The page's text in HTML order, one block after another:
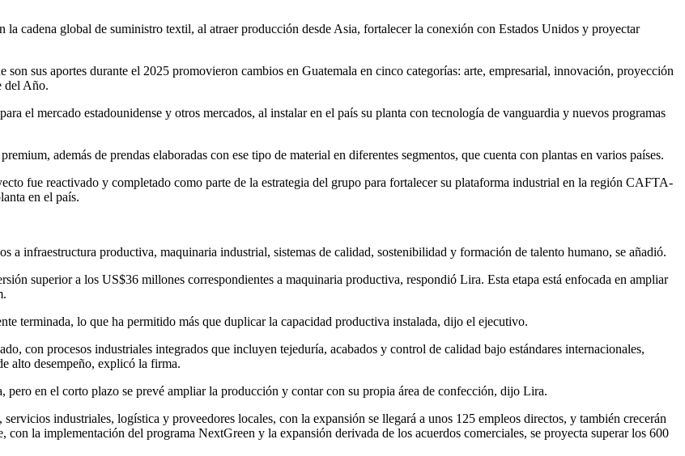
cadena global de suministro textil, al atraer producción desde Asia, fortalecer la conexión con Estados Unidos y proyectar
son sus aportes durante el 2025 promovieron cambios en Guatemala en cinco categorías: arte, empresarial, innovación, proyección
del Año.
el mercado estadounidense y otros mercados, al instalar en el país su planta con tecnología de vanguardia y nuevos programas
además de prendas elaboradas con ese tipo de material en diferentes segmentos, que cuenta con plantas en varios países.
fue reactivado y completado como parte de la estrategia del grupo para fortalecer su plataforma industrial en la región CAFTA-
en el país.
a infraestructura productiva, maquinaria industrial, sistemas de calidad, sostenibilidad y formación de talento humano, se añadió.
superior a los US$36 millones correspondientes a maquinaria productiva, respondió Lira. Esta etapa está enfocada en ampliar
terminada, lo que ha permitido más que duplicar la capacidad productiva instalada, dijo el ejecutivo.
con procesos industriales integrados que incluyen tejeduría, acabados y control de calidad bajo estándares internacionales,
alto desempeño, explicó la firma.
pero en el corto plazo se prevé ampliar la producción y contar con su propia área de confección, dijo Lira.
industriales, logística y proveedores locales, con la expansión se llegará a unos 125 empleos directos, y también crecerán
la implementación del programa NextGreen y la expansión derivada de los acuerdos comerciales, se proyecta superar los 600